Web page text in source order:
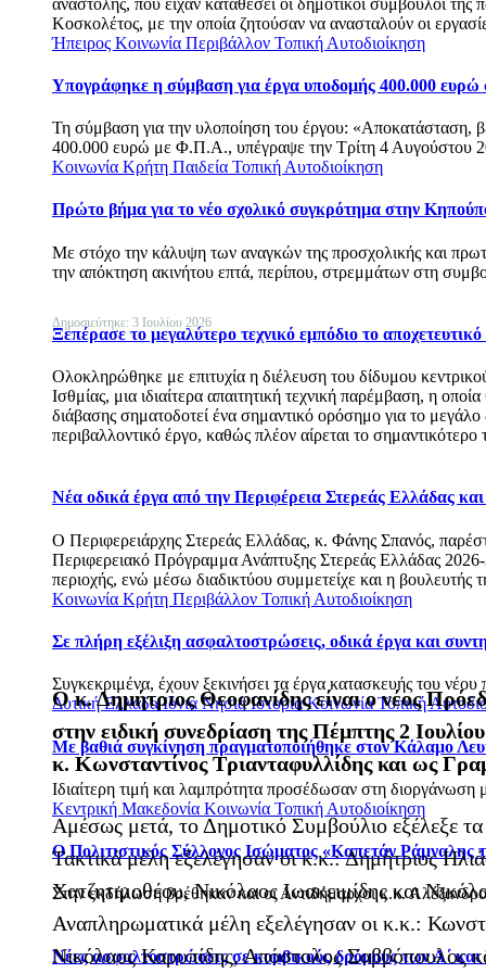
Κοσκολέτος, με την οποία ζητούσαν να ανασταλούν οι
Ήπειρος Κοινωνία Περιβάλλον Τοπική Αυτοδιοίκηση
Υπογράφηκε η σύμβαση για έργα υποδομής 400.000
Τη σύμβαση για την υλοποίηση του έργου: «Αποκατάσταση,
400.000 ευρώ με Φ.Π.Α., υπέγραψε την Τρίτη 4 Αυγούστου
Κοινωνία Κρήτη Παιδεία Τοπική Αυτοδιοίκηση
Πρώτο βήμα για το νέο σχολικό συγκρότημα στην
Με στόχο την κάλυψη των αναγκών της προσχολικής και
την απόκτηση ακινήτου επτά, περίπου, στρεμμάτων στη
Ξεπέρασε το μεγαλύτερο τεχνικό εμπόδιο το
Ολοκληρώθηκε με επιτυχία η διέλευση του δίδυμου
Ισθμίας, μια ιδιαίτερα απαιτητική τεχνική παρέμβαση, η
διάβασης σηματοδοτεί ένα σημαντικό ορόσημο για το
περιβαλλοντικό έργο, καθώς πλέον αίρεται το
Νέα οδικά έργα από την Περιφέρεια Στερεάς Ελλάδας
Ο Περιφερειάρχης Στερεάς Ελλάδας, κ. Φάνης Σπανός,
Περιφερειακό Πρόγραμμα Ανάπτυξης Στερεάς Ελλάδας 2026-
περιοχής, ενώ μέσω διαδικτύου συμμετείχε και η
Κοινωνία Κρήτη Περιβάλλον Τοπική Αυτοδιοίκηση
Σε πλήρη εξέλιξη ασφαλτοστρώσεις, οδικά έργα και
Συγκεκριμένα, έχουν ξεκινήσει τα έργα κατασκευής του
Δυτική ΕλλάδαΙόνια ΝησιάΙστορίαΚοινωνίαΤοπική
Με βαθιά συγκίνηση πραγματοποιήθηκε στον Κάλαμο
Ιδιαίτερη τιμή και λαμπρότητα προσέδωσαν στη διοργάνωση
Κεντρική Μακεδονία Κοινωνία Τοπική Αυτοδιοίκηση
Ο Πολιτιστικός Σύλλογος Ισώματος «Καπετάν Ράμναλης
Στην εκδήλωση βρέθηκαν και οι Αντιδήμαρχοι κ.κ.
Νέες ασφαλτοστρώσεις σε κομβικούς δρόμους των Α΄
Δημοσιεύτηκε: 3 Ιουλίου 2026
Ο κ. Δημήτριος Θεοφανίδης είναι ο νέος
στην ειδική συνεδρίαση της Πέμπτης 2
κ. Κωνσταντίνος Τριανταφυλλίδης και ως
Αμέσως μετά, το Δημοτικό Συμβούλιο εξέλεξε
Τακτικά μέλη εξελέγησαν οι κ.κ.: Δημήτριος
Χατζητιμοθέου, Νικόλαος Ιωακειμίδης και
Αναπληρωματικά μέλη εξελέγησαν οι κ.κ.:
Νικόλαος Καρυπίδης, Απόστολος Σαββόπουλος